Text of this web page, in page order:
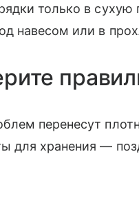
только в
навесом или в
перенесут
для хранения —